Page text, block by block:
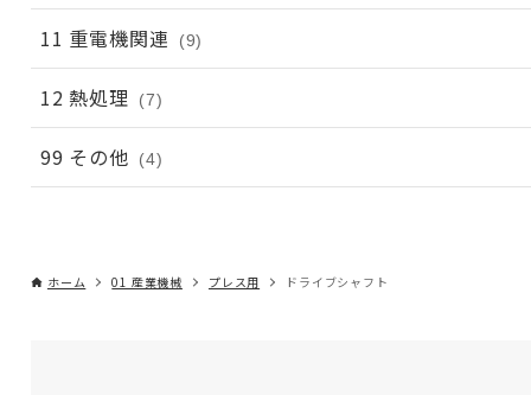
11 重電機関連 (9)
12 熱処理 (7)
99 その他 (4)
ホーム 01 産業機械 プレス用 ドライブシャフト